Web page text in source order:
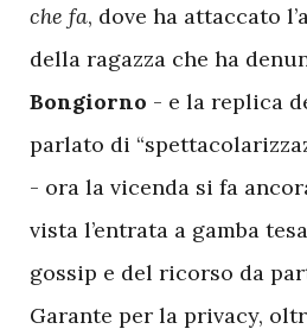
che fa, dove ha attaccato
della ragazza che ha
Bongiorno - e la replica
parlato di
- ora la vicenda si fa
vista l’entrata a gamba
gossip e del ricorso da
Garante per la privacy,